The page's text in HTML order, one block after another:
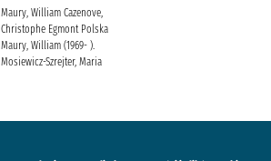
Maury, William Cazenove,
Christophe Egmont Polska
Maury, William (1969- ).
Mosiewicz-Szrejter, Maria